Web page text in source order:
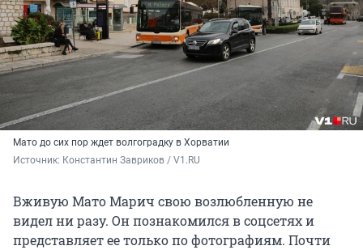
Мато до сих пор ждет волгоградку в Хорватии
Источник: Константин Завриков / V1.RU
Вживую Мато Марич свою возлюбленную не
видел ни разу. Он познакомился в соцсетях и
представляет ее только по фотографиям. Почти